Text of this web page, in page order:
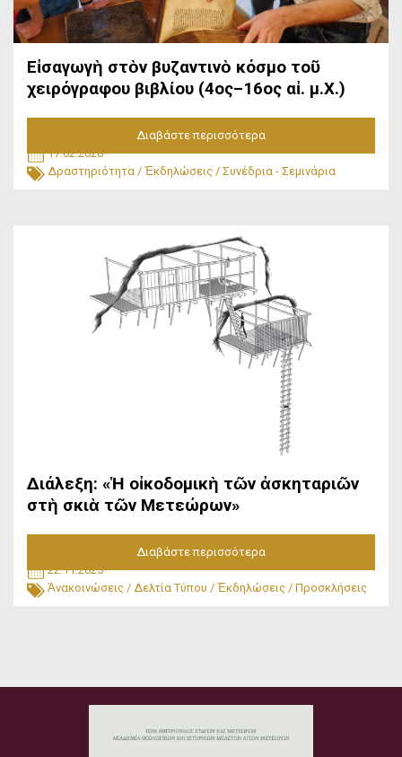
Εἰσαγωγὴ στὸν βυζαντινὸ κόσμο τοῦ
χειρόγραφου βιβλίου (4ος–16ος αἰ. μ.Χ.)
Διαβάστε περισσότερα
17.02.2026
Δραστηριότητα / Ἐκδηλώσεις / Συνέδρια - Σεμινάρια
Διάλεξη: «Ἡ οἰκοδομικὴ τῶν ἀσκηταριῶν
στὴ σκιὰ τῶν Μετεώρων»
Διαβάστε περισσότερα
22.11.2025
Ἀνακοινώσεις / Δελτία Τύπου / Ἐκδηλώσεις / Προσκλήσεις